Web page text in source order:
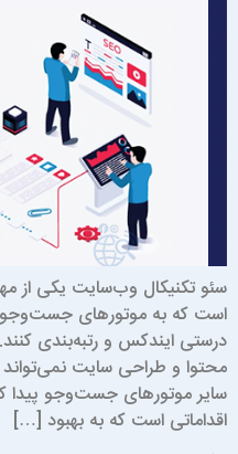
سئو تکنیکال وب‌سایت یکی از
است که به موتورهای جست‌وجو
درستی ایندکس و رتبه‌بندی کنند.
محتوا و طراحی سایت نمی‌تواند
سایر موتورهای جست‌وجو پیدا
اقداماتی است که به بهبود […]